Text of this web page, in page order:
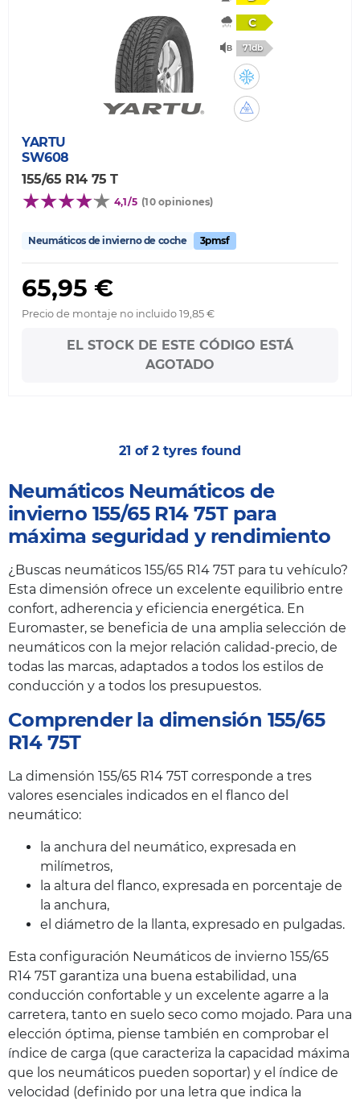
C
71db
YARTU
SW608
155/65 R14 75 T
4,1/5 (10 opiniones)
Neumáticos de invierno de coche 3pmsf
65,95 €
Precio de montaje no incluido 19,85 €
EL STOCK DE ESTE CÓDIGO ESTÁ
AGOTADO
21 of 2 tyres found
Neumáticos Neumáticos de
invierno 155/65 R14 75T para
máxima seguridad y rendimiento
¿Buscas neumáticos 155/65 R14 75T para tu vehículo?
Esta dimensión ofrece un excelente equilibrio entre
confort, adherencia y eficiencia energética. En
Euromaster, se beneficia de una amplia selección de
neumáticos con la mejor relación calidad-precio, de
todas las marcas, adaptados a todos los estilos de
conducción y a todos los presupuestos.
Comprender la dimensión 155/65
R14 75T
La dimensión 155/65 R14 75T corresponde a tres
valores esenciales indicados en el flanco del
neumático:
la anchura del neumático, expresada en
milímetros,
la altura del flanco, expresada en porcentaje de
la anchura,
el diámetro de la llanta, expresado en pulgadas.
Esta configuración Neumáticos de invierno 155/65
R14 75T garantiza una buena estabilidad, una
conducción confortable y un excelente agarre a la
carretera, tanto en suelo seco como mojado. Para una
elección óptima, piense también en comprobar el
índice de carga (que caracteriza la capacidad máxima
que los neumáticos pueden soportar) y el índice de
velocidad (definido por una letra que indica la